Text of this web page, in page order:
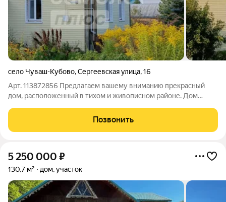
село Чуваш-Кубово,Сергеевская улица,16
Арт. 113872856 Предлагаем вашему вниманию прекрасный
дом, расположенный в тихом и живописном районе. Дом
74,9 кв. м, земельный участок 23 сотки. Идеален для семейной
жизни и отдыха! На
Позвонить
5 250 000 ₽
130,7 м² дом, участок